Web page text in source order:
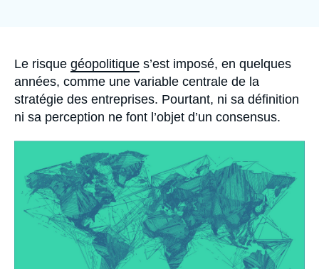
Accroche
Le risque géopolitique s’est imposé, en quelques
années, comme une variable centrale de la
stratégie des entreprises. Pourtant, ni sa définition
ni sa perception ne font l’objet d’un consensus.